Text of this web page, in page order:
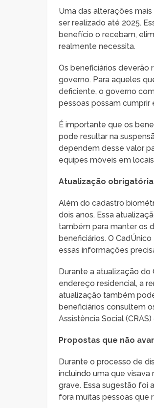
Uma das alterações
ser realizado até 2025.
benefício o recebam,
realmente necessita.
Os beneficiários deverão
governo. Para aqueles
deficiente, o governo
pessoas possam
É importante que os
pode resultar na
dependem desse valor
equipes móveis em
Atualização
Além do cadastro
dois anos. Essa
também para manter os
beneficiários. O
essas informações
Durante a atualização do
endereço residencial, a
atualização também
beneficiários consultem
Assistência Social
Propostas que não
Durante o processo de
incluindo uma que
grave. Essa sugestão foi
fora muitas pessoas que